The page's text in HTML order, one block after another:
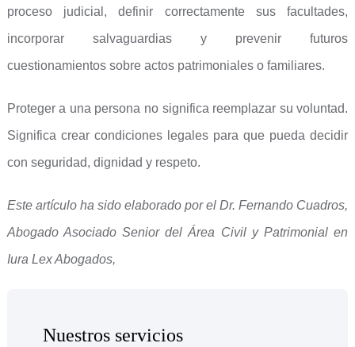
proceso judicial, definir correctamente sus facultades,
incorporar salvaguardias y prevenir futuros
cuestionamientos sobre actos patrimoniales o familiares.
Proteger a una persona no significa reemplazar su voluntad.
Significa crear condiciones legales para que pueda decidir
con seguridad, dignidad y respeto.
Este artículo ha sido elaborado por el Dr. Fernando Cuadros,
Abogado Asociado Senior del Área Civil y Patrimonial en
Iura Lex Abogados,
Nuestros servicios